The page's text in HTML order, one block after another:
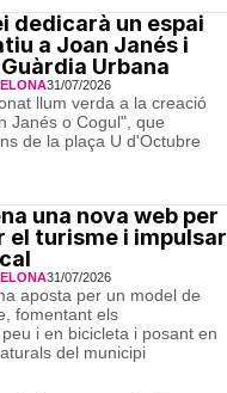
dedicarà un espai
a Joan Janés i
Urbana
31/07/2026
llum verda a la creació
Janés o Cogul", que
de la plaça U d'Octubre
una nova web per
el turisme i impulsar
31/07/2026
aposta per un model de
fomentant els
i en bicicleta i posant en
del municipi